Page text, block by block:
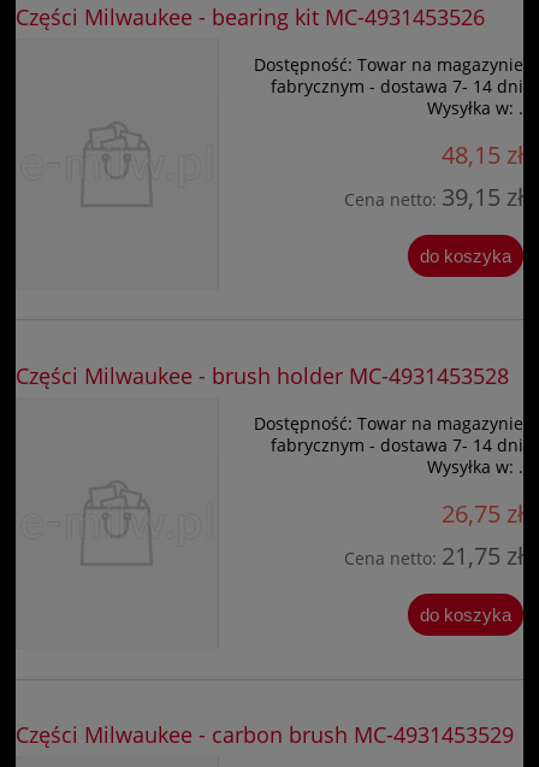
Części Milwaukee - bearing kit MC-4931453526
Dostępność: Towar na magazynie
fabrycznym - dostawa 7- 14 dni
Wysyłka w: .
48,15 zł
Cena netto: 39,15 zł
do koszyka
Części Milwaukee - brush holder MC-4931453528
Dostępność: Towar na magazynie
fabrycznym - dostawa 7- 14 dni
Wysyłka w: .
26,75 zł
Cena netto: 21,75 zł
do koszyka
Części Milwaukee - carbon brush MC-4931453529